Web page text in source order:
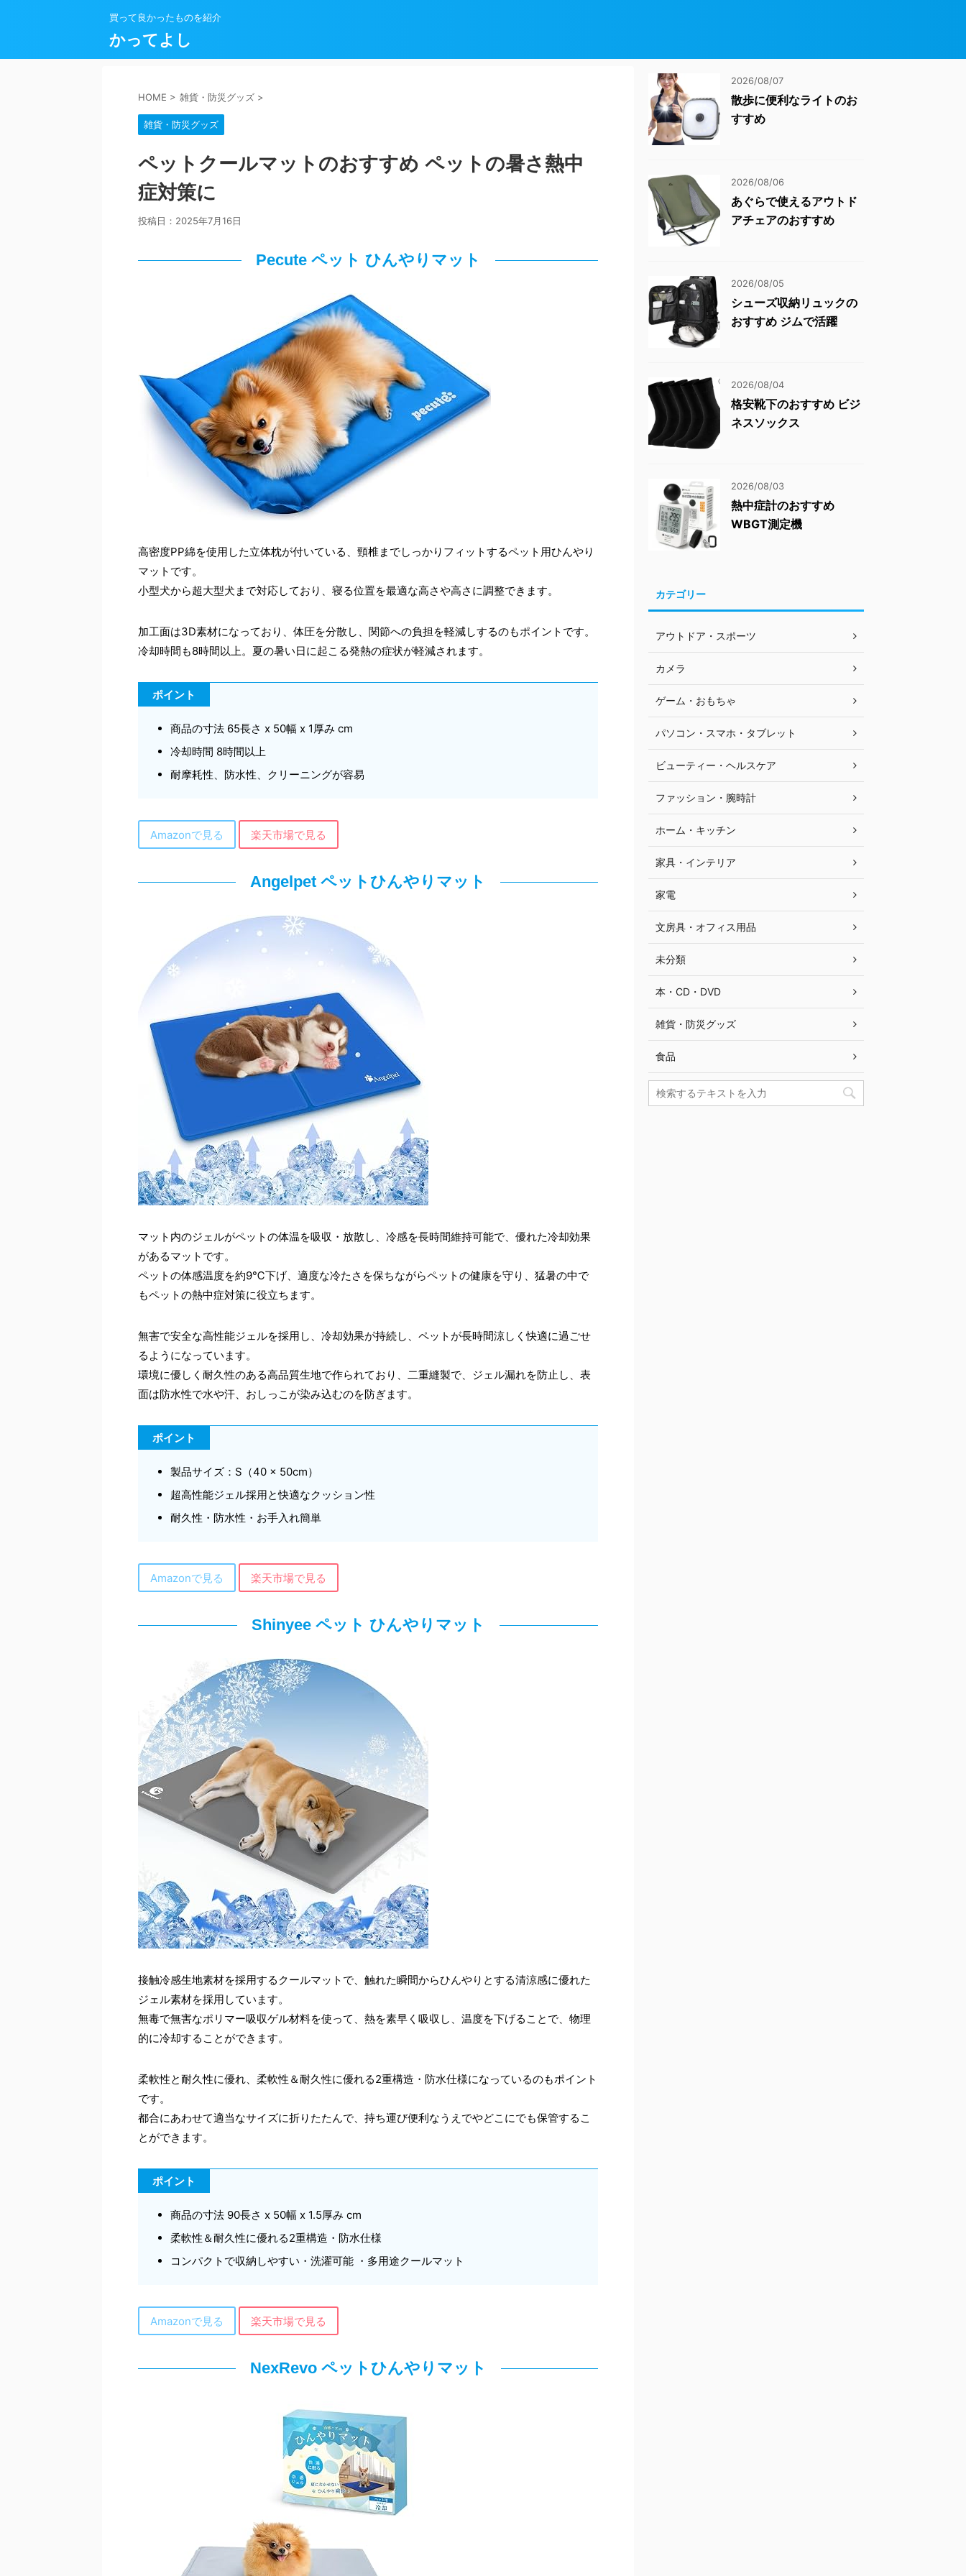
買って良かったものを紹介
かってよし
HOME > 雑貨・防災グッズ >
雑貨・防災グッズ
ペットクールマットのおすすめ ペットの暑さ熱中
症対策に
投稿日： 2025年7月16日
Pecute ペット ひんやりマット
高密度PP綿を使用した立体枕が付いている、頸椎までしっかりフィットするペット用ひんやり
マットです。
小型犬から超大型犬まで対応しており、寝る位置を最適な高さや高さに調整できます。
加工面は3D素材になっており、体圧を分散し、関節への負担を軽減しするのもポイントです。
冷却時間も8時間以上。夏の暑い日に起こる発熱の症状が軽減されます。
ポイント
商品の寸法 65長さ x 50幅 x 1厚み cm
冷却時間 8時間以上
耐摩耗性、防水性、クリーニングが容易
Amazonで見る 楽天市場で見る
Angelpet ペットひんやりマット
マット内のジェルがペットの体温を吸収・放散し、冷感を長時間維持可能で、優れた冷却効果
があるマットです。
ペットの体感温度を約9℃下げ、適度な冷たさを保ちながらペットの健康を守り、猛暑の中で
もペットの熱中症対策に役立ちます。
無害で安全な高性能ジェルを採用し、冷却効果が持続し、ペットが長時間涼しく快適に過ごせ
るようになっています。
環境に優しく耐久性のある高品質生地で作られており、二重縫製で、ジェル漏れを防止し、表
面は防水性で水や汗、おしっこが染み込むのを防ぎます。
ポイント
製品サイズ：S（40 × 50cm）
超高性能ジェル採用と快適なクッション性
耐久性・防水性・お手入れ簡単
Amazonで見る 楽天市場で見る
Shinyee ペット ひんやりマット
接触冷感生地素材を採用するクールマットで、触れた瞬間からひんやりとする清涼感に優れた
ジェル素材を採用しています。
無毒で無害なポリマー吸収ゲル材料を使って、熱を素早く吸収し、温度を下げることで、物理
的に冷却することができます。
柔軟性と耐久性に優れ、柔軟性＆耐久性に優れる2重構造・防水仕様になっているのもポイント
です。
都合にあわせて適当なサイズに折りたたんで、持ち運び便利なうえでやどこにでも保管するこ
とができます。
ポイント
商品の寸法 90長さ x 50幅 x 1.5厚み cm
柔軟性＆耐久性に優れる2重構造・防水仕様
コンパクトで収納しやすい・洗濯可能 ・多用途クールマット
Amazonで見る 楽天市場で見る
NexRevo ペットひんやりマット
2026/08/07
散歩に便利なライトのお
すすめ
2026/08/06
あぐらで使えるアウトド
アチェアのおすすめ
2026/08/05
シューズ収納リュックの
おすすめ ジムで活躍
2026/08/04
格安靴下のおすすめ ビジ
ネスソックス
2026/08/03
熱中症計のおすすめ
WBGT測定機
カテゴリー
アウトドア・スポーツ
カメラ
ゲーム・おもちゃ
パソコン・スマホ・タブレット
ビューティー・ヘルスケア
ファッション・腕時計
ホーム・キッチン
家具・インテリア
家電
文房具・オフィス用品
未分類
本・CD・DVD
雑貨・防災グッズ
食品